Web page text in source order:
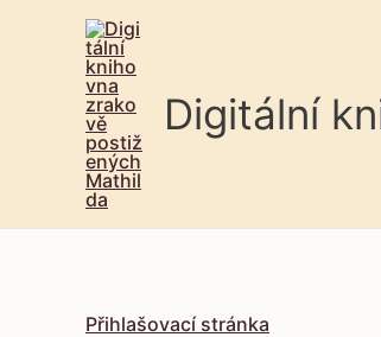
Digitální
Přihlašovací stránka